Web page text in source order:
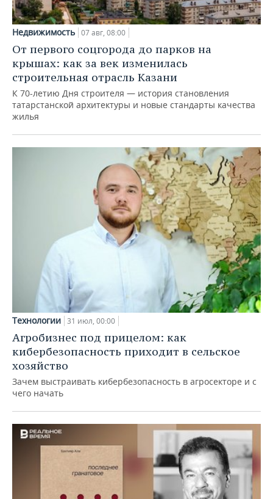
Недвижимость 07 авг, 08:00
От первого соцгорода до парков на
крышах: как за век изменилась
строительная отрасль Казани
К 70-летию Дня строителя — история становления
татарстанской архитектуры и новые стандарты качества
жилья
Технологии 31 июл, 00:00
Агробизнес под прицелом: как
кибербезопасность приходит в сельское
хозяйство
Зачем выстраивать кибербезопасность в агросекторе и с
чего начать